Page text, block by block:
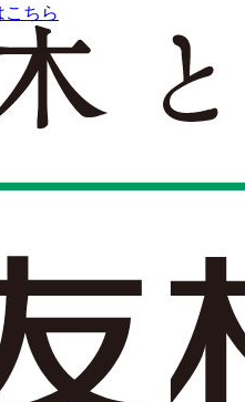
こちら